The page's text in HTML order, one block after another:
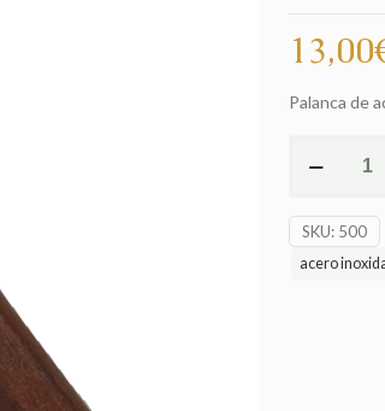
13,00
Palanca de
Inoxidable
de
Madera
SKU: 500
acero